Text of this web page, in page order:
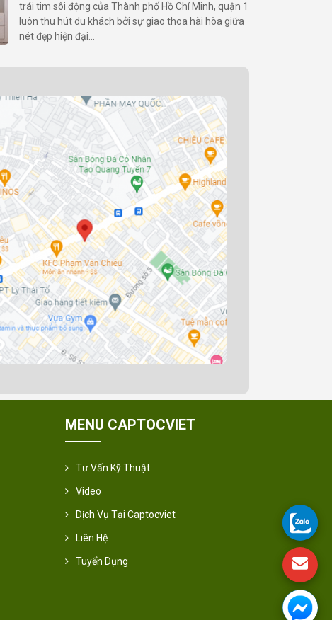
trái tim sôi động của Thành phố Hồ Chí Minh, quận 1
luôn thu hút du khách bởi sự giao thoa hài hòa giữa
nét đẹp hiện đại...
MENU CAPTOCVIET
Tư Vấn Kỹ Thuật
Video
Dịch Vụ Tại Captocviet
Liên Hệ
Tuyển Dụng